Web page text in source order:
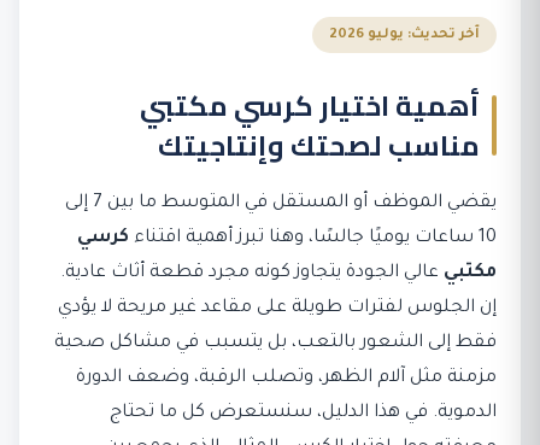
آخر تحديث: يوليو 2026
أهمية اختيار كرسي مكتبي
مناسب لصحتك وإنتاجيتك
يقضي الموظف أو المستقل في المتوسط ما بين 7 إلى
10 ساعات يوميًا جالسًا، وهنا تبرز أهمية اقتناء
كرسي
مكتبي عالي الجودة يتجاوز كونه مجرد قطعة أثاث عادية.
إن الجلوس لفترات طويلة على مقاعد غير مريحة لا يؤدي
فقط إلى الشعور بالتعب، بل يتسبب في مشاكل صحية
مزمنة مثل آلام الظهر، وتصلب الرقبة، وضعف الدورة
الدموية. في هذا الدليل، سنستعرض كل ما تحتاج